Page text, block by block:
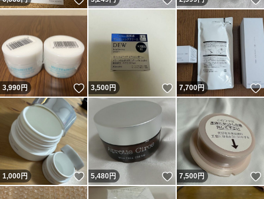
3,990円 いいね！
3,500円 いいね！
7,700円
1,000円 いいね！
5,480円 いいね！
7,500円